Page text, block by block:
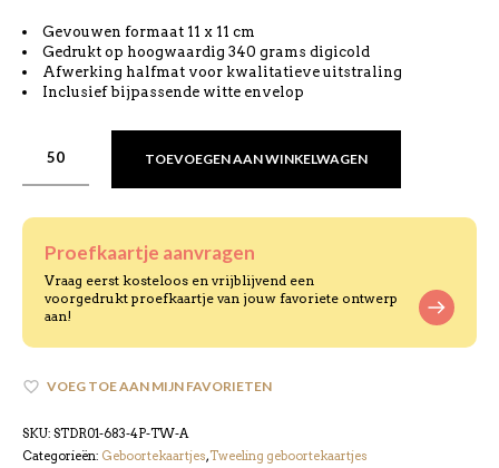
Gevouwen formaat 11 x 11 cm
Gedrukt op hoogwaardig 340 grams digicold
Afwerking halfmat voor kwalitatieve uitstraling
Inclusief bijpassende witte envelop
TOEVOEGEN AAN WINKELWAGEN
Proefkaartje aanvragen
Vraag eerst kosteloos en vrijblijvend een
voorgedrukt proefkaartje van jouw favoriete ontwerp
aan!
VOEG TOE AAN MIJN FAVORIETEN
SKU: STDR01-683-4P-TW-A
Categorieën: Geboortekaartjes,Tweeling geboortekaartjes